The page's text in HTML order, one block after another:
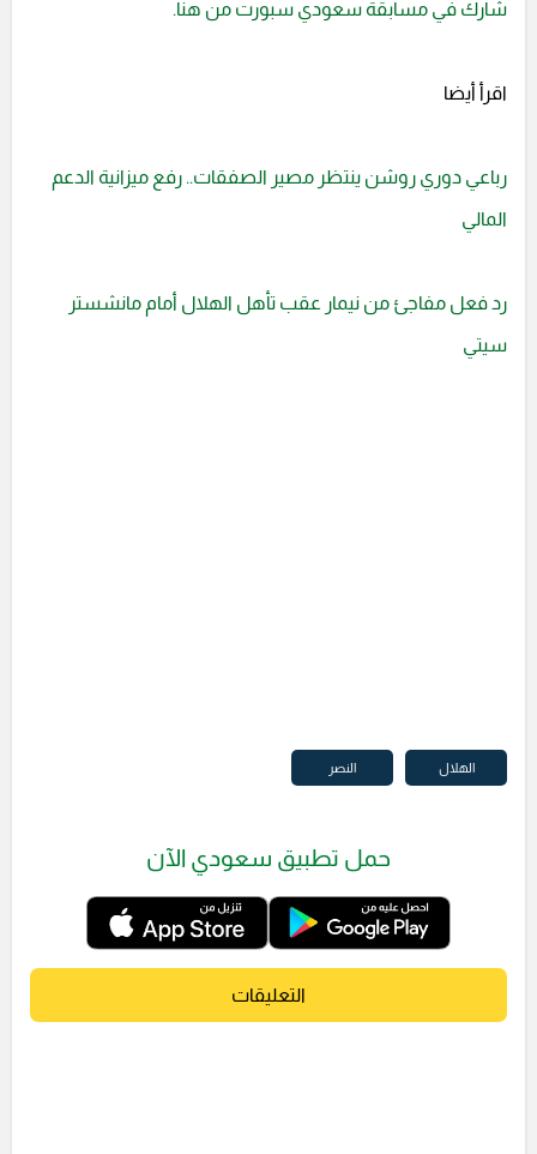
شارك في مسابقة سعودي سبورت من هنا.
اقرأ أيضا
رباعي دوري روشن ينتظر مصير الصفقات.. رفع ميزانية الدعم
المالي
رد فعل مفاجئ من نيمار عقب تأهل الهلال أمام مانشستر
سيتي
الهلال النصر
حمل تطبيق سعودي الآن
التعليقات